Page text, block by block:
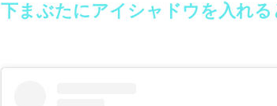
下まぶたにアイシャドウを入れる